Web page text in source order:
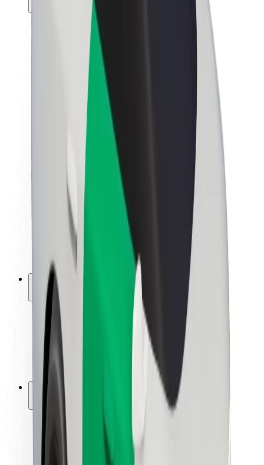
Θέσεις εργασίας
Σχετικά με τη Bolt
Βιωσιμότητα στη Bolt
Project Zero
Κέντρο Τύπου
Κατευθυντήριες γραμμές Brand
Αποστολή
Σχέσεις με Επενδυτές
Ηγεσία
Μάρκα
Μέσα ενημέρωσης
Urban Fund
Ασφάλεια
Ασφάλεια επιβάτη
Ασφάλεια οδηγών
Ασφάλεια σκούτερ
Εργαστήριο ασφάλειας
Πόλεις
Τοποθεσίες
Λύσεις για την πόλη
Αεροδρόμια